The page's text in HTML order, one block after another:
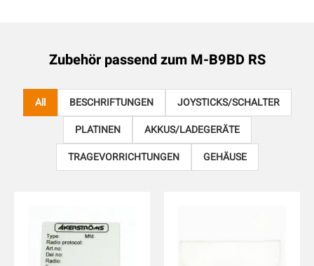
Zubehör passend zum M-B9BD RS
All BESCHRIFTUNGEN
JOYSTICKS/SCHALTER
PLATINEN
AKKUS/LADEGERÄTE
TRAGEVORRICHTUNGEN
GEHÄUSE